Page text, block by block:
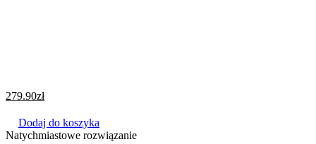
279.90zł
Dodaj do koszyka
Natychmiastowe rozwiązanie